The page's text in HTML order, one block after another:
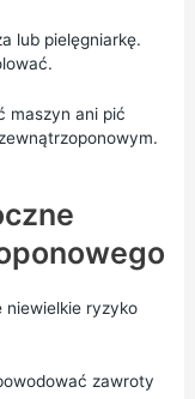
lub pielęgniarkę.
maszyn ani pić
niewielkie ryzyko
zawroty